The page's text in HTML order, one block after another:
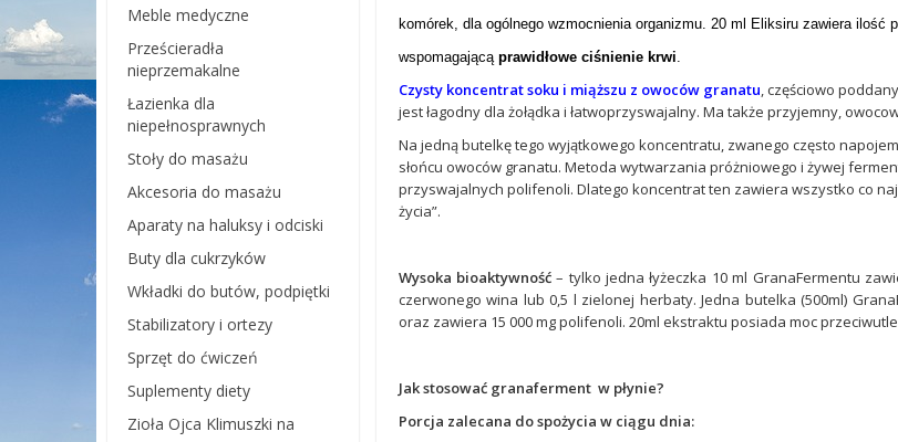
komórek, dla ogólnego wzmocnienia organizmu. 20 ml Eliksiru zawiera ilość
wspomagającą prawidłowe ciśnienie krwi
Czysty koncentrat soku i miąższu z owoców granatu, częściowo
jest łagodny dla żołądka i łatwoprzyswajalny. Ma także przyjemny,
Na jedną butelkę tego wyjątkowego koncentratu, zwanego często
słońcu owoców granatu. Metoda wytwarzania próżniowego i żywej
przyswajalnych polifenoli. Dlatego koncentrat ten zawiera wszystko co
życia”.
Wysoka bioaktywność– tylko jedna łyżeczka 10 ml GranaFermentu
czerwonego wina lub 0,5 l zielonej herbaty. Jedna butelka (500ml)
oraz zawiera 15 000 mg polifenoli. 20ml ekstraktu posiada moc
Jak stosować granaferment w płynie?
Porcja zalecana do spożycia w ciągu dnia:
Meble medyczne
Prześcieradła
nieprzemakalne
Łazienka dla
niepełnosprawnych
Stoły do masażu
Akcesoria do masażu
Aparaty na haluksy i odciski
Buty dla cukrzyków
Wkładki do butów, podpiętki
Stabilizatory i ortezy
Sprzęt do ćwiczeń
Suplementy diety
Zioła Ojca Klimuszki na